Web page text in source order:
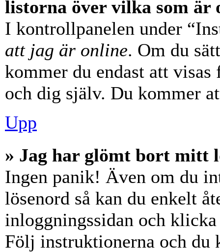
listorna över vilka som är
I kontrollpanelen under
att jag är online. Om du
kommer du endast att
och dig själv. Du kommer
Upp
» Jag har glömt bort mitt
Ingen panik! Även om du
lösenord så kan du enkelt
inloggningssidan och
Följ instruktionerna och du